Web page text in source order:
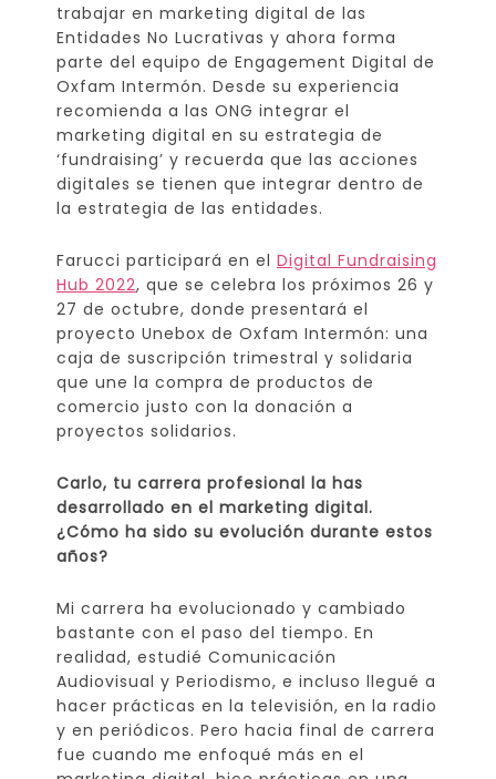
trabajar en marketing digital de las
Entidades No Lucrativas y ahora forma
parte del equipo de Engagement Digital de
Oxfam Intermón. Desde su experiencia
recomienda a las ONG integrar el
marketing digital en su estrategia de
‘fundraising’ y recuerda que las acciones
digitales se tienen que integrar dentro de
la estrategia de las entidades.
Farucci participará en el Digital Fundraising
Hub 2022, que se celebra los próximos 26 y
27 de octubre, donde presentará el
proyecto Unebox de Oxfam Intermón: una
caja de suscripción trimestral y solidaria
que une la compra de productos de
comercio justo con la donación a
proyectos solidarios.
Carlo, tu carrera profesional la has
desarrollado en el marketing digital.
¿Cómo ha sido su evolución durante estos
años?
Mi carrera ha evolucionado y cambiado
bastante con el paso del tiempo. En
realidad, estudié Comunicación
Audiovisual y Periodismo, e incluso llegué a
hacer prácticas en la televisión, en la radio
y en periódicos. Pero hacia final de carrera
fue cuando me enfoqué más en el